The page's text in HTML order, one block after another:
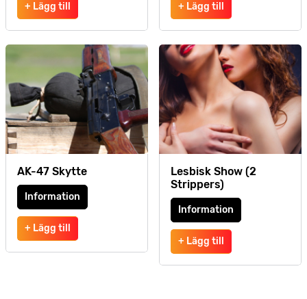
+ Lägg till + Lägg till
AK-47 Skytte
Information
+ Lägg till
Lesbisk Show (2
Strippers)
Information
+ Lägg till